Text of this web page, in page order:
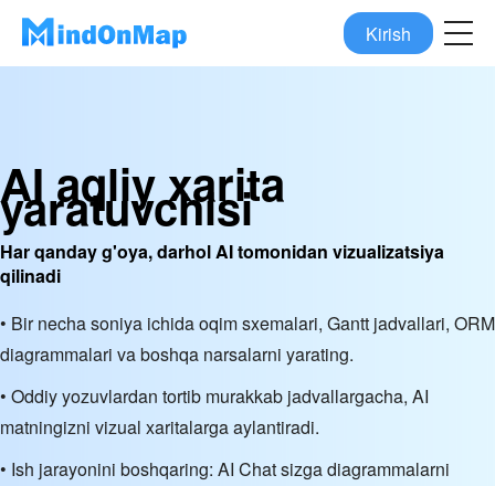
Kirish
AI aqliy xarita
yaratuvchisi
Har qanday g'oya, darhol AI tomonidan vizualizatsiya
qilinadi
• Bir necha soniya ichida oqim sxemalari, Gantt jadvallari, ORM
diagrammalari va boshqa narsalarni yarating.
• Oddiy yozuvlardan tortib murakkab jadvallargacha, AI
matningizni vizual xaritalarga aylantiradi.
• Ish jarayonini boshqaring: AI Chat sizga diagrammalarni